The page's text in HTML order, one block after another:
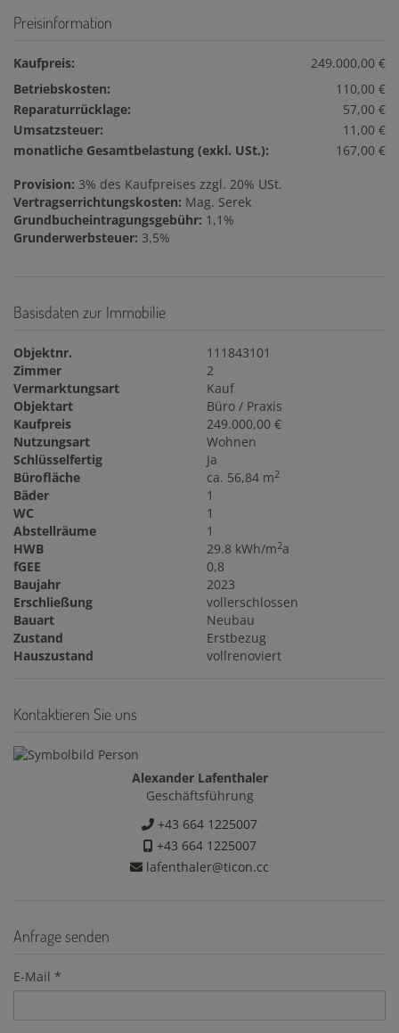
Preisinformation
Kaufpreis:
249.000,00 €
Betriebskosten:
110,00 €
Reparaturrücklage:
57,00 €
Umsatzsteuer:
11,00 €
monatliche Gesamtbelastung (exkl. USt.):
167,00 €
Provision: 3% des Kaufpreises zzgl. 20% USt.
Vertragserrichtungskosten: Mag. Serek
Grundbucheintragungsgebühr: 1,1%
Grunderwerbsteuer: 3,5%
Basisdaten zur Immobilie
Objektnr.
111843101
Zimmer
2
Vermarktungsart
Kauf
Objektart
Büro / Praxis
Kaufpreis
249.000,00 €
Nutzungsart
Wohnen
Schlüsselfertig
Ja
Bürofläche
ca. 56,84 m2
Bäder
1
WC
1
Abstellräume
1
HWB
29.8 kWh/m2a
fGEE
0,8
Baujahr
2023
Erschließung
vollerschlossen
Bauart
Neubau
Zustand
Erstbezug
Hauszustand
vollrenoviert
Kontaktieren Sie uns
Alexander Lafenthaler
Geschäftsführung
+43 664 1225007
+43 664 1225007
lafenthaler@ticon.cc
Anfrage senden
E-Mail